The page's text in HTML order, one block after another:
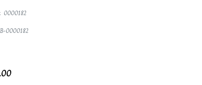
: 0000182
0000182